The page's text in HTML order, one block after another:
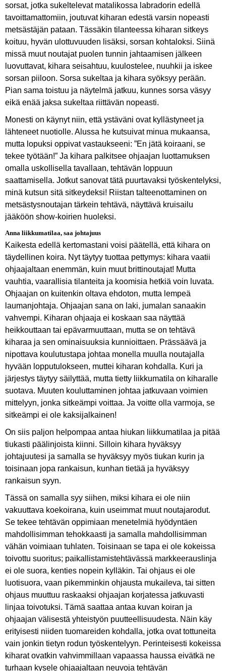
sorsat, jotka sukeltelevat matalikossa labradorin edellä
tavoittamattomiin, joutuvat kiharan edestä varsin nopeasti
metsästäjän pataan. Tässäkin tilanteessa kiharan sitkeys
koituu, hyvän ulottuvuuden lisäksi, sorsan kohtaloksi. Siinä
missä muut noutajat puolen tunnin jahtaamisen jälkeen
luovuttavat, kihara seisahtuu, kuulostelee, nuuhkii ja iskee
sorsan piiloon. Sorsa sukeltaa ja kihara syöksyy perään.
Pian sama toistuu ja näytelmä jatkuu, kunnes sorsa väsyy
eikä enää jaksa sukeltaa riittävän nopeasti.
Monesti on käynyt niin, että ystäväni ovat kyllästyneet ja
lähteneet nuotiolle. Alussa he kutsuivat minua mukaansa,
mutta lopuksi oppivat vastaukseeni: ”En jätä koiraani, se
tekee työtään!” Ja kihara palkitsee ohjaajan luottamuksen
omalla uskollisella tavallaan, tehtävän loppuun
saattamisella. Jotkut sanovat tätä puurtavaksi työskentelyksi,
minä kutsun sitä sitkeydeksi! Riistan talteenottaminen on
metsästysnoutajan tärkein tehtävä, näyttävä kruisailu
jääköön show-koirien huoleksi.
Anna liikkumatilaa, saa johtajuus
Kaikesta edellä kertomastani voisi päätellä, että kihara on
täydellinen koira. Nyt täytyy tuottaa pettymys: kihara vaatii
ohjaajaltaan enemmän, kuin muut brittinoutajat! Mutta
vauhtia, vaarallisia tilanteita ja koomisia hetkiä voin luvata.
Ohjaajan on kuitenkin oltava ehdoton, mutta lempeä
laumanjohtaja. Ohjaajan sana on laki, jumalan sanaakin
vahvempi. Kiharan ohjaaja ei koskaan saa näyttää
heikkouttaan tai epävarmuuttaan, mutta se on tehtävä
kiharaa ja sen ominaisuuksia kunnioittaen. Prässäävä ja
nipottava koulutustapa johtaa monella muulla noutajalla
hyvään lopputulokseen, muttei kiharan kohdalla. Kuri ja
järjestys täytyy säilyttää, mutta tietty liikkumatila on kiharalle
suotava. Muuten kouluttaminen johtaa jatkuvaan voimien
mittelyyn, jonka sitkeämpi voittaa. Ja voitte olla varmoja, se
sitkeämpi ei ole kaksijalkainen!
On siis paljon helpompaa antaa hiukan liikkumatilaa ja pitää
tiukasti päälinjoista kiinni. Silloin kihara hyväksyy
johtajuutesi ja samalla se hyväksyy myös tiukan kurin ja
toisinaan jopa rankaisun, kunhan tietää ja hyväksyy
rankaisun syyn.
Tässä on samalla syy siihen, miksi kihara ei ole niin
vakuuttava koekoirana, kuin useimmat muut noutajarodut.
Se tekee tehtävän oppimiaan menetelmiä hyödyntäen
mahdollisimman tehokkaasti ja samalla mahdollisimman
vähän voimiaan tuhlaten. Toisinaan se tapa ei ole kokeissa
toivottu suoritus; paikallistamistehtävässä markkeerauslinja
ei ole suora, kenties nopein kylläkin. Tai ohjaus ei ole
luotisuora, vaan pikemminkin ohjausta mukaileva, tai sitten
ohjaus muuttuu raskaaksi ohjaajan korjatessa jatkuvasti
linjaa toivotuksi. Tämä saattaa antaa kuvan koiran ja
ohjaajan välisestä yhteistyön puutteellisuudesta. Näin käy
erityisesti niiden tuomareiden kohdalla, jotka ovat tottuneita
vain jonkin tietyn rodun työskentelyyn. Perinteisesti kokeissa
kiharat ovatkin vahvimmillaan vapaassa haussa eivätkä ne
turhaan kysele ohjaajaltaan neuvoja tehtävän